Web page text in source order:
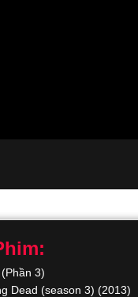
3)
Dead (season 3) (2013)